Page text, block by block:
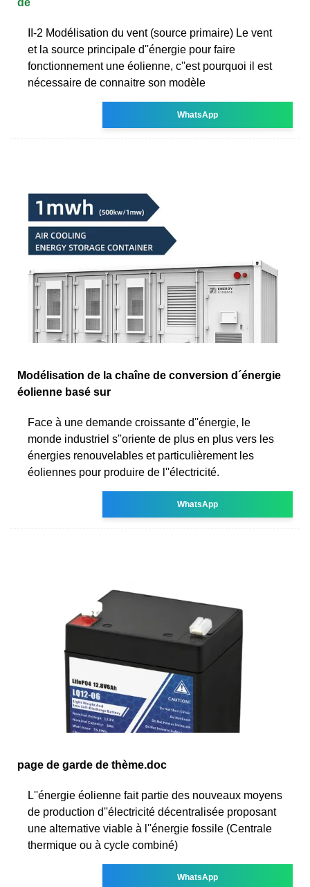
II-2 Modélisation du vent (source primaire) Le vent
et la source principale d''énergie pour faire
fonctionnement une éolienne, c''est pourquoi il est
nécessaire de connaitre son modèle
WhatsApp
Modélisation de la chaîne de conversion d´énergie
éolienne basé sur
Face à une demande croissante d''énergie, le
monde industriel s''oriente de plus en plus vers les
énergies renouvelables et particulièrement les
éoliennes pour produire de l''électricité.
WhatsApp
page de garde de thème.doc
L''énergie éolienne fait partie des nouveaux moyens
de production d''électricité décentralisée proposant
une alternative viable à l''énergie fossile (Centrale
thermique ou à cycle combiné)
WhatsApp